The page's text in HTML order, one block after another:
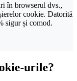
în browserul dvs.,
cookie. Datorită
sigur și comod.
urile?